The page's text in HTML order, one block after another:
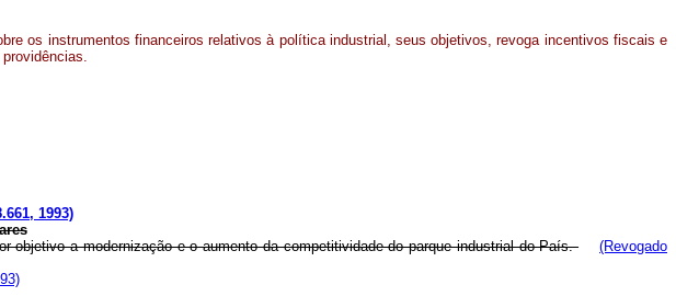
os instrumentos financeiros relativos à política industrial, seus objetivos, revoga incentivos fiscais e
1993)
objetivo a modernização e o aumento da competitividade do parque industrial do País.
(Revogado